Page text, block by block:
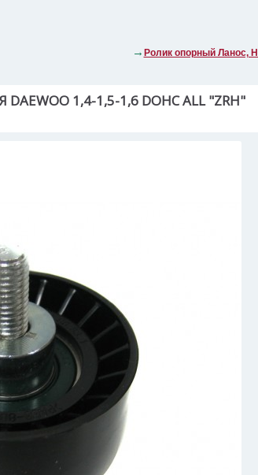
Ролик опорный Ланос,
1,4-1,5-1,6 DOHC ALL "ZRH"